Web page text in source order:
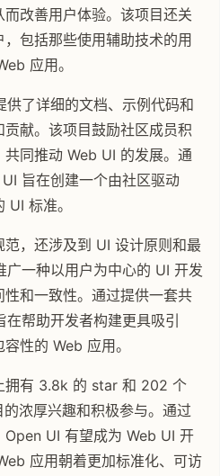
改善用户体验。该项目还关
包括那些使用辅助技术的用
应用。
了详细的文档、示例代码和
献。该项目鼓励社区成员积
同推动 Web UI 的发展。通
旨在创建一个由社区驱动
标准。
，还涉及到 UI 设计原则和最
一种以用户为中心的 UI 开发
和一致性。通过提供一套共
帮助开发者构建更具吸引
性的 Web 应用。
拥有 3.8k 的 star 和 202 个
浓厚兴趣和积极参与。通过
UI 有望成为 Web UI 开
应用朝着更加标准化、可访